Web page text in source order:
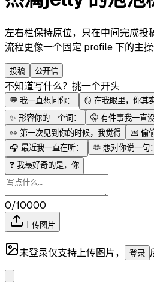
左右栏保持原位，只在中间完成投
流程更像一个固定 profile 下的主操
投稿 公开信
不知道写什么？挑一个开头
💬 我一直想问你： 🪞 在我眼里，你其
✨ 形容你的三个词： 🤫 有件事我一直没
👀 第一次见到你的时候，我觉得 💌 偷
🎧 最近我一直在听： 🫶 想对你说一句：
❓ 我最好奇的是，你
0/10000
上传图片
未登录仅支持上传图片， 登录